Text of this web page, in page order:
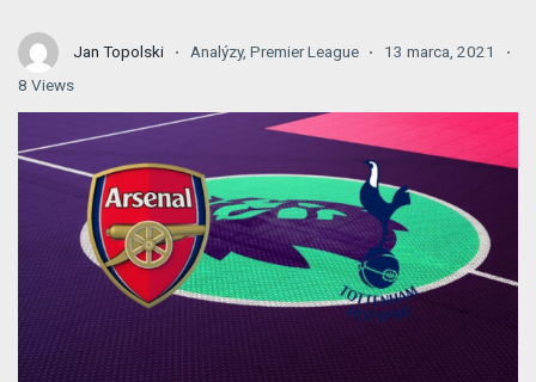
Jan Topolski Analýzy, Premier League
13 marca, 2021
8 Views